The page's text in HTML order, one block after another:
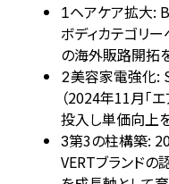
1ヘアケア拡大:
ボディカテゴリ
の海外販路開拓
2美容家電強化:
（2024年11月「
投入し単価向上
3第3の柱構築:
VERTブランドの